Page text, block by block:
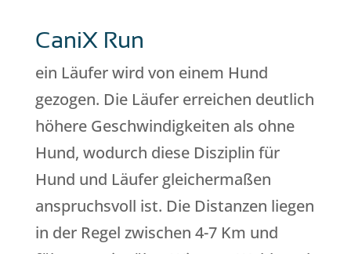
CaniX Run
ein Läufer wird von einem Hund
gezogen. Die Läufer erreichen deutlich
höhere Geschwindigkeiten als ohne
Hund, wodurch diese Disziplin für
Hund und Läufer gleichermaßen
anspruchsvoll ist. Die Distanzen liegen
in der Regel zwischen 4-7 Km und